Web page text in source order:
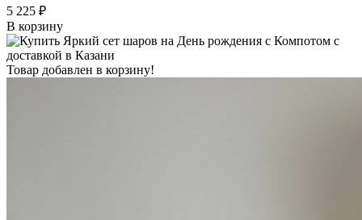
5 225 ₽
В корзину
Товар добавлен в корзину!